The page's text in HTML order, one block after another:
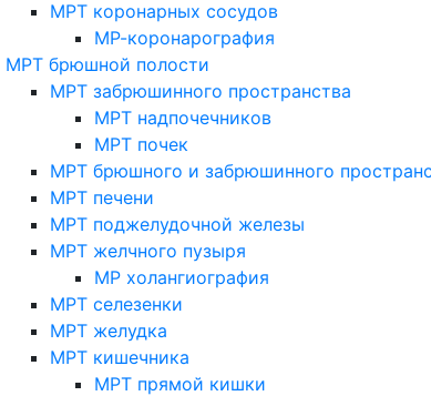
МРТ коронарных сосудов
МР-коронарография
МРТ брюшной полости
МРТ забрюшинного пространства
МРТ надпочечников
МРТ почек
МРТ брюшного и забрюшинного
МРТ печени
МРТ поджелудочной железы
МРТ желчного пузыря
МР холангиография
МРТ селезенки
МРТ желудка
МРТ кишечника
МРТ прямой кишки